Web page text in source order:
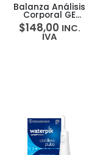
Balanza Análisis
Corporal GE
Smart Scale BT
8 Electrodos 27
Métricas
$148,00 INC.
IVA